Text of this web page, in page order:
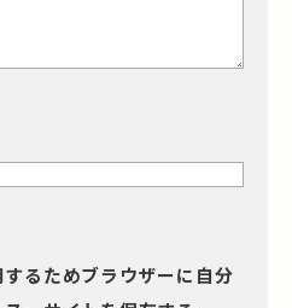
るためブラウザーに自分